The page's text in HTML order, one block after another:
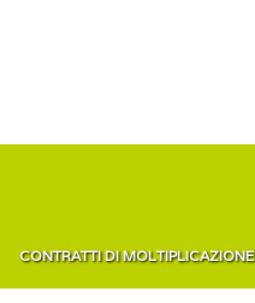
CONTRATTI DI MOLTIPLICAZIONE